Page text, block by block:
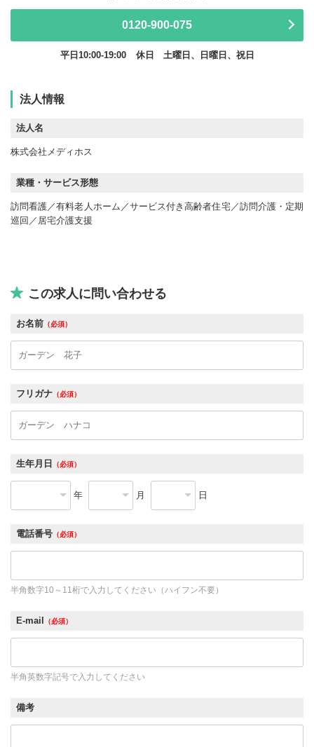
0120-900-075
平日10:00-19:00 休日 土曜日、日曜日、祝日
法人情報
法人名
株式会社メディホス
業種・サービス形態
訪問看護 有料老人ホーム サービス付き高齢者住宅
訪問介護・定期
巡回
居宅介護支援
この求人に問い合わせる
お名前 （必須）
フリガナ （必須）
生年月日 （必須）
年 月 日
電話番号 （必須）
半角数字10～11桁で入力してください（ハイフン不要）
E-mail （必須）
半角英数字記号で入力してください
備考